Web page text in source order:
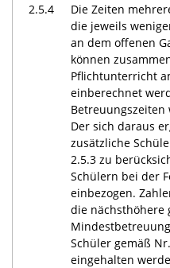
2.5.4
Die Zeiten
die jeweils
an dem offenen
können
Pflichtunterricht
einberechnet
Der sich daraus
zusätzliche
2.5.3 zu
Schülern bei der
einbezogen.
die nächsthöhere
Schüler gemäß
eingehalten